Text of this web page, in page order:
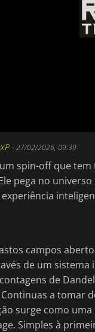
-27/02/2026, 09:39
spin-off que tem
pega no
campos
de um
de
a tomar
surge como
Simples à